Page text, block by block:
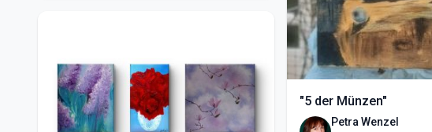
"5 der Münzen"
Petra Wenzel